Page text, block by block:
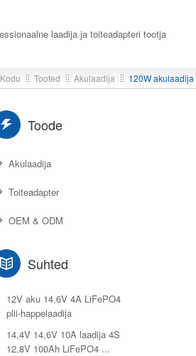
Kodu Tooted Akulaadija 120W akulaadija
Toode
Akulaadija
Toiteadapter
OEM & ODM
Suhted
12V aku 14,6V 4A LiFePO4
plii-happelaadija
14,4V 14,6V 10A laadija 4S
12,8V 100Ah LiFePO4 ...